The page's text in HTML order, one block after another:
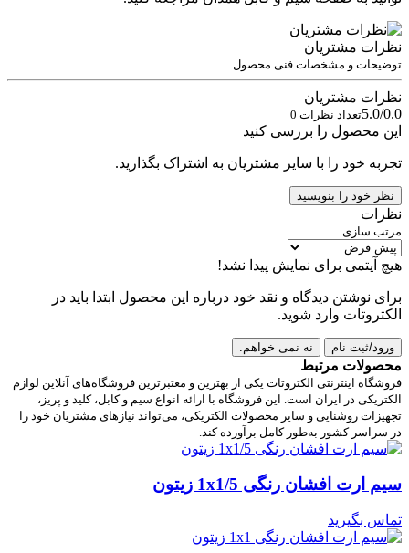
نظرات مشتریان
توضیحات و مشخصات فنی محصول
نظرات مشتریان
5.0/0.0تعداد نظرات 0
این محصول را بررسی کنید
تجربه خود را با سایر مشتریان به اشتراک بگذارید.
نظر خود را بنویسید
نظرات
مرتب سازی
هیچ آیتمی برای نمایش پیدا نشد!
برای نوشتن دیدگاه و نقد خود درباره این محصول ابتدا باید در
الکتروتات وارد شوید.
ورود/ثبت نام نه نمی خواهم.
محصولات مرتبط
فروشگاه اینترنتی الکتروتات یکی از بهترین و معتبرترین فروشگاه‌های آنلاین لوازم
الکتریکی در ایران است. این فروشگاه با ارائه انواع سیم و کابل، کلید و پریز،
تجهیزات روشنایی و سایر محصولات الکتریکی، می‌تواند نیازهای مشتریان خود را
در سراسر کشور به‌طور کامل برآورده کند.
سیم ارت افشان رنگی 1x1/5 زیتون
تماس بگیرید